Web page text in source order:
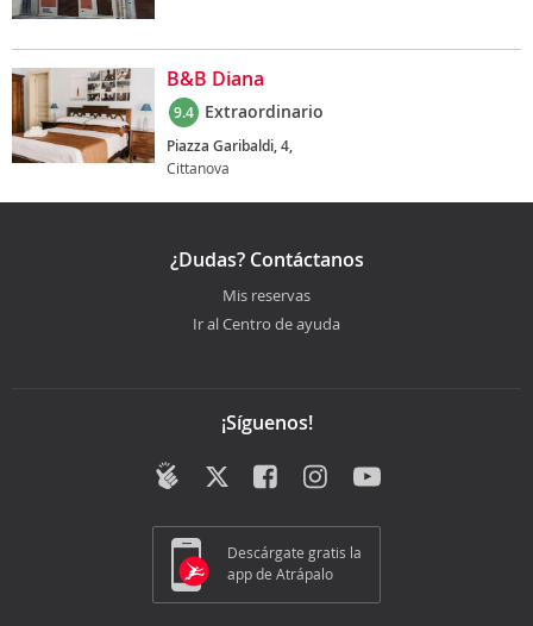
B&B Diana
9.4 Extraordinario
Piazza Garibaldi, 4,
Cittanova
¿Dudas? Contáctanos
Mis reservas
Ir al Centro de ayuda
¡Síguenos!
Descárgate gratis la
app de Atrápalo